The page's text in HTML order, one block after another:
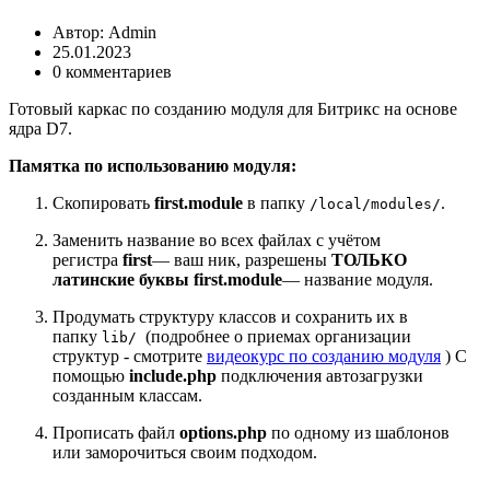
Автор: Admin
25.01.2023
0 комментариев
Готовый каркас по созданию модуля для Битрикс на основе
ядра D7.
Памятка по использованию модуля:
Скопировать first.module в папку /local/modules/.
Заменить название во всех файлах с учётом
регистра first— ваш ник, разрешены ТОЛЬКО
латинские буквы first.module— название модуля.
Продумать структуру классов и сохранить их в
папку lib/ (подробнее о приемах организации
структур - смотрите видеокурс по созданию модуля ) С
помощью include.php подключения автозагрузки
созданным классам.
Прописать файл options.php по одному из шаблонов
или заморочиться своим подходом.